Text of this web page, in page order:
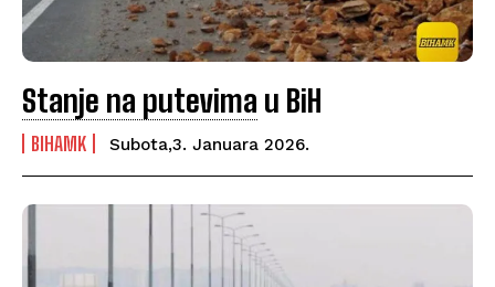
Stanje na putevima u BiH
BIHAMK Subota,3. Januara 2026.